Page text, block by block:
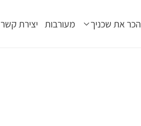
הכר את שכניך מעורבות יצירת קשר